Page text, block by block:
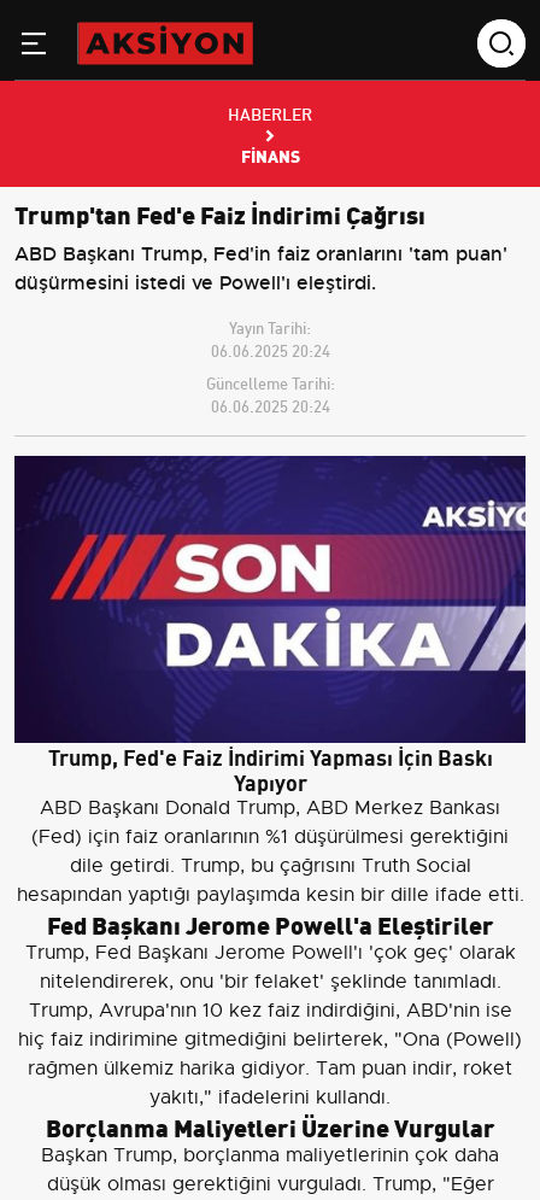
HABERLER
FINANS
Trump'tan Fed'e Faiz İndirimi Çağrısı
ABD Başkanı Trump, Fed'in faiz oranlarını 'tam puan'
düşürmesini istedi ve Powell'ı eleştirdi.
Yayın Tarihi:
06.06.2025 20:24
Güncelleme Tarihi:
06.06.2025 20:24
Trump, Fed'e Faiz İndirimi Yapması İçin Baskı
Yapıyor
ABD Başkanı Donald Trump, ABD Merkez Bankası
(Fed) için faiz oranlarının %1 düşürülmesi gerektiğini
dile getirdi. Trump, bu çağrısını Truth Social
hesapından yaptığı paylaşımda kesin bir dille ifade etti.
Fed Başkanı Jerome Powell'a Eleştiriler
Trump, Fed Başkanı Jerome Powell'ı 'çok geç' olarak
nitelendirerek, onu 'bir felaket' şeklinde tanımladı.
Trump, Avrupa'nın 10 kez faiz indirdiğini, ABD'nin ise
hiç faiz indirimine gitmediğini belirterek, "Ona (Powell)
rağmen ülkemiz harika gidiyor. Tam puan indir, roket
yakıtı," ifadelerini kullandı.
Borçlanma Maliyetleri Üzerine Vurgular
Başkan Trump, borçlanma maliyetlerinin çok daha
düşük olması gerektiğini vurguladı. Trump, "Eğer